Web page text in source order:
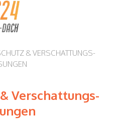
& VERSCHATTUNGS-
Verschattungs-